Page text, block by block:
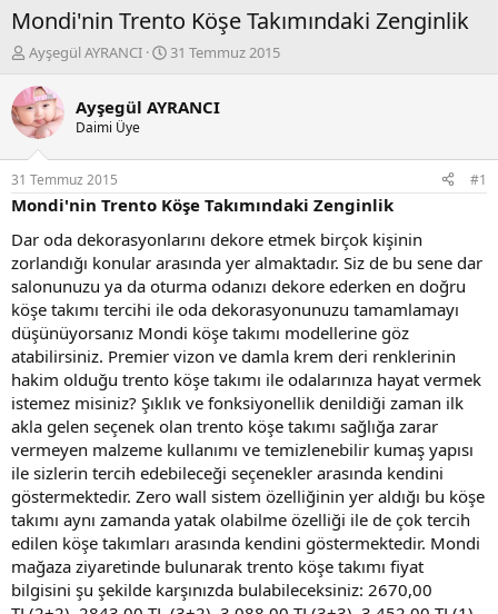
Mondi'nin Trento Köşe Takımındaki Zenginlik
K
n
b
u
y
u
b
a
l
a
t
a
n
Ayşegül AYRANCI
B
l
ı
ç
t
a
r
i
h
i
31 Temmuz 2015
Ayşegül AYRANCI
Daimi Üye
31 Temmuz 2015 #1
Mondi'nin Trento Köşe Takımındaki Zenginlik
Dar oda dekorasyonlarını dekore etmek birçok kişinin
zorlandığı konular arasında yer almaktadır. Siz de bu sene dar
salonunuzu ya da oturma odanızı dekore ederken en doğru
köşe takımı tercihi ile oda dekorasyonunuzu tamamlamayı
düşünüyorsanız Mondi köşe takımı modellerine göz
atabilirsiniz. Premier vizon ve damla krem deri renklerinin
hakim olduğu trento köşe takımı ile odalarınıza hayat vermek
istemez misiniz? Şıklık ve fonksiyonellik denildiği zaman ilk
akla gelen seçenek olan trento köşe takımı sağlığa zarar
vermeyen malzeme kullanımı ve temizlenebilir kumaş yapısı
ile sizlerin tercih edebileceği seçenekler arasında kendini
göstermektedir. Zero wall sistem özelliğinin yer aldığı bu köşe
takımı aynı zamanda yatak olabilme özelliği ile de çok tercih
edilen köşe takımları arasında kendini göstermektedir. Mondi
mağaza ziyaretinde bulunarak trento köşe takımı fiyat
bilgisini şu şekilde karşınızda bulabileceksiniz: 2670,00